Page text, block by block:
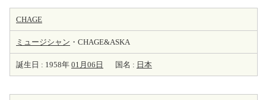
CHAGE
ミュージシャン ・CHAGE&ASKA
誕生日 : 1958年 01月06日 国名 : 日本